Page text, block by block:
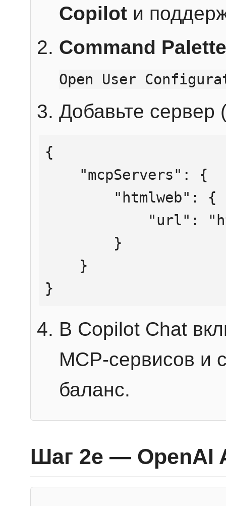
Copilot и
Command Palette
Open User
Добавьте сервер
{
}
В Copilot Chat
MCP-сервисов и
баланс.
Шаг 2e — OpenAI